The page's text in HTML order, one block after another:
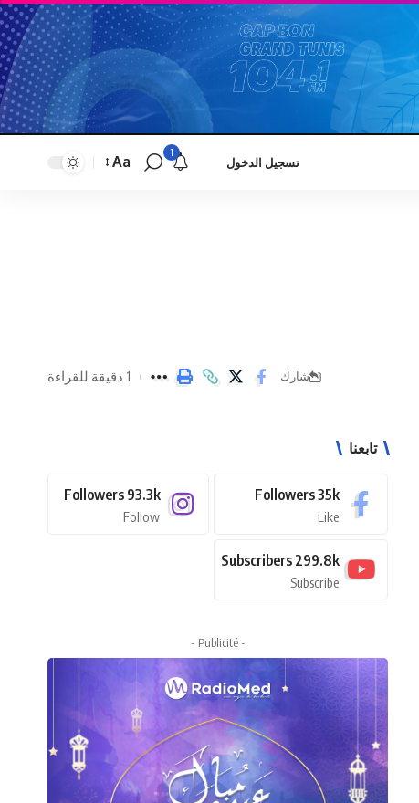
تسجيل الدخول
1
Font
Aa
شارك 1 دقيقة للقراءة
تابعنا
35k
Followers
Like
93.3k
Followers
Follow
299.8k
Subscribers
Subscribe
- Publicité -